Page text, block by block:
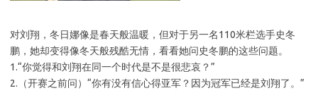
对刘翔，冬日娜像是春天般温暖，但对于另一名110米栏选手史冬
鹏，她却变得像冬天般残酷无情，看看她问史冬鹏的这些问题。
1.“你觉得和刘翔在同一个时代是不是很悲哀？”
2.（开赛之前问）“你有没有信心得亚军？因为冠军已经是刘翔了。”